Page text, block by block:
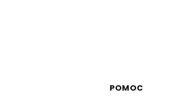
Linki w stopce
POMOC